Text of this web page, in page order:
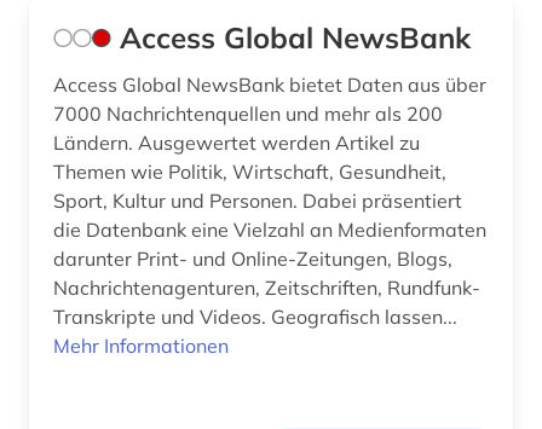
elektronische publikation (1)
elektronische zeitschrift (14)
elektronische zeitung (4)
elektronisches buch (54)
elektronisches publizieren (1)
elektronisches system (1)
elektronsiches buch (1)
Access Global NewsBank
Access Global NewsBank bietet Daten aus über
7000 Nachrichtenquellen und mehr als 200
Ländern. Ausgewertet werden Artikel zu
Themen wie Politik, Wirtschaft, Gesundheit,
Sport, Kultur und Personen. Dabei präsentiert
die Datenbank eine Vielzahl an Medienformaten
darunter Print- und Online-Zeitungen, Blogs,
Nachrichtenagenturen, Zeitschriften, Rundfunk-
Transkripte und Videos. Geografisch lassen...
Mehr Informationen